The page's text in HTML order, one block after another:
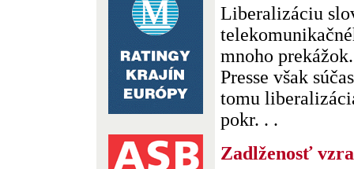
Liberalizáciu
mnoho
Presse však
tomu
pokr. . .
Zadlženosť